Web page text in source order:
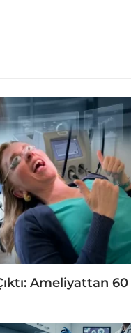
Ameliyattan 60